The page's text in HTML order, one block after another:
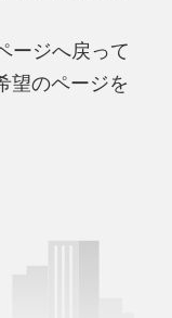
ージへ戻って
望のページを